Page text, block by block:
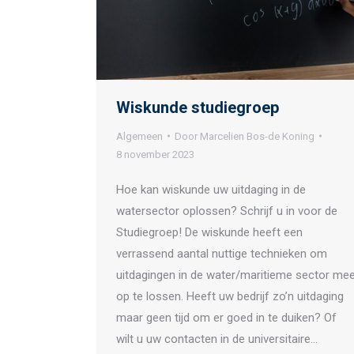
Wiskunde studiegroep
Algemeen Door Marcelien Bos-de Koning
8 november 2023
Hoe kan wiskunde uw uitdaging in de
watersector oplossen? Schrijf u in voor de
Studiegroep! De wiskunde heeft een
verrassend aantal nuttige technieken om
uitdagingen in de water/maritieme sector
op te lossen. Heeft uw bedrijf zo’n uitdaging
maar geen tijd om er goed in te duiken? Of
wilt u uw contacten in de universitaire…